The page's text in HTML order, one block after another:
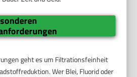
geht es um Filtrationsfeinheit
Wer Blei, Fluorid oder